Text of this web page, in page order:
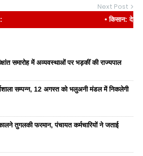
Next Post
• किसान: देश की रीढ़
समारोह में अव्यवस्थाओं पर भड़कीं की राज्यपाल
सम्पन्न, 12 अगस्त को भलुअनी मंडल में निकलेगी
तुगलकी फरमान, पंचायत कर्मचारियों ने जताई